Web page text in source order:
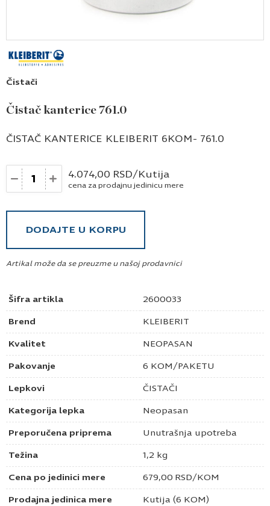
Čistači
Čistač kanterice 761.0
Šifra artikla 2600033
Brend KLEIBERIT
Kvalitet NEOPASAN
Pakovanje 6 KOM/PAKETU
Lepkovi ČISTAČI
Kategorija lepka Neopasan
Preporučena priprema Unutrašnja upotreba
Težina 1,2 kg
Cena po jedinici mere 679,00 RSD/KOM
Prodajna jedinica mere Kutija (6 KOM)
ČISTAČ KANTERICE KLEIBERIT 6KOM- 761.0
Količina 4.074,00 RSD/Kutija
cena za prodajnu jedinicu mere
DODAJTE U KORPU
Artikal može da se preuzme u našoj prodavnici